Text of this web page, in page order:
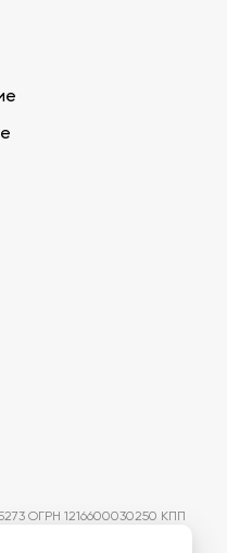
ОГРН 1216600030250 КПП